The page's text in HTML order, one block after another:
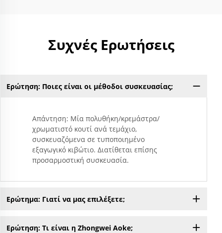
Συχνές Ερωτήσεις
Ερώτηση: Ποιες είναι οι μέθοδοι συσκευασίας;
Απάντηση: Μία πολυθήκη/κρεμάστρα/
χρωματιστό κουτί ανά τεμάχιο,
συσκευαζόμενα σε τυποποιημένο
εξαγωγικό κιβώτιο. Διατίθεται επίσης
προσαρμοστική συσκευασία.
Ερώτημα: Γιατί να μας επιλέξετε;
Ερώτηση: Τι είναι η Zhongwei Aoke;